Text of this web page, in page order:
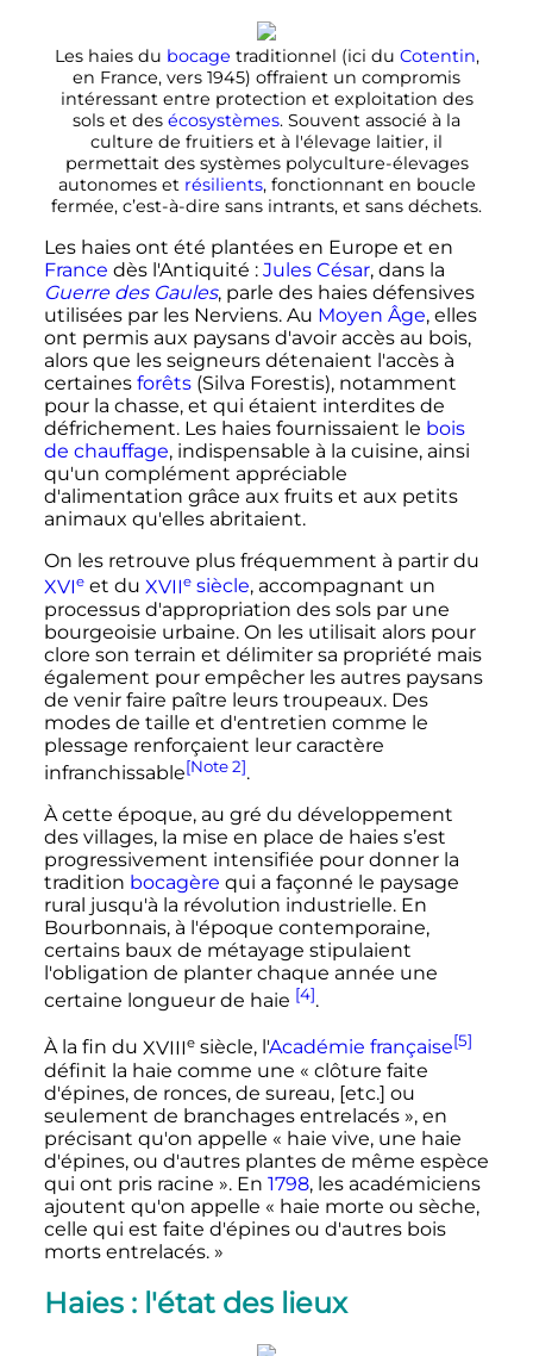
Les haies du bocage traditionnel (ici du Cotentin,
en France, vers 1945) offraient un compromis
intéressant entre protection et exploitation des
sols et des écosystèmes. Souvent associé à la
culture de fruitiers et à l'élevage laitier, il
permettait des systèmes polyculture-élevages
autonomes et résilients, fonctionnant en boucle
fermée, c’est-à-dire sans intrants, et sans déchets.
Les haies ont été plantées en Europe et en
France dès l'Antiquité : Jules César, dans la
Guerre des Gaules, parle des haies défensives
utilisées par les Nerviens. Au Moyen Âge, elles
ont permis aux paysans d'avoir accès au bois,
alors que les seigneurs détenaient l'accès à
certaines forêts(Silva Forestis), notamment
pour la chasse, et qui étaient interdites de
défrichement. Les haies fournissaient le bois
de chauffage, indispensable à la cuisine, ainsi
qu'un complément appréciable
d'alimentation grâce aux fruits et aux petits
animaux qu'elles abritaient.
On les retrouve plus fréquemment à partir du
XVIeet du XVIIesiècle, accompagnant un
processus d'appropriation des sols par une
bourgeoisie urbaine. On les utilisait alors pour
clore son terrain et délimiter sa propriété mais
également pour empêcher les autres paysans
de venir faire paître leurs troupeaux. Des
modes de taille et d'entretien comme le
plessage renforçaient leur caractère
infranchissable[Note 2].
À cette époque, au gré du développement
des villages, la mise en place de haies s’est
progressivement intensifiée pour donner la
tradition bocagère qui a façonné le paysage
rural jusqu'à la révolution industrielle. En
Bourbonnais, à l'époque contemporaine,
certains baux de métayage stipulaient
l'obligation de planter chaque année une
certaine longueur de haie [4].
À la fin du XVIIIe siècle, l'Académie française[5]
définit la haie comme une « clôture faite
d'épines, de ronces, de sureau, [etc.] ou
seulement de branchages entrelacés », en
précisant qu'on appelle « haie vive, une haie
d'épines, ou d'autres plantes de même espèce
qui ont pris racine ». En 1798, les académiciens
ajoutent qu'on appelle « haie morte ou sèche,
celle qui est faite d'épines ou d'autres bois
morts entrelacés. »
Haies : l'état des lieux